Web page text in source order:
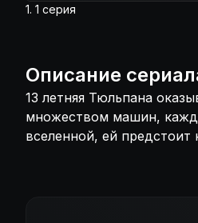
1. 1 серия
Описание
13 летняя Тюльпана
множеством машин,
вселенной, ей предстоит